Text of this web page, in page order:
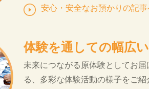
安心・安全なお預かりの記事
体験を通しての幅広
未来につながる原体験としてお届
る、多彩な体験活動の様子をご紹